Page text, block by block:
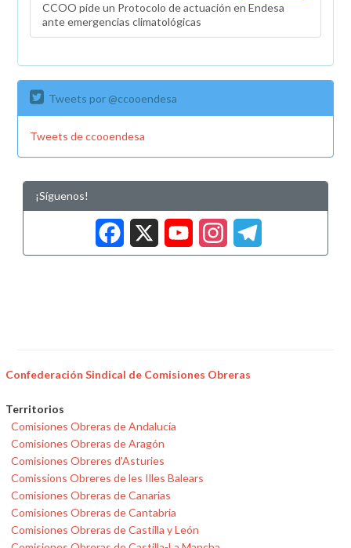
CCOO pide un Protocolo de actuación en Endesa
ante emergencias climatológicas
Tweets por @ccooendesa
Tweets de ccooendesa
¡Síguenos!
Facebook
X
Confederación Sindical de Comisiones Obreras
Territorios
Comisiones Obreras de Andalucía
Comisiones Obreras de Aragón
Comisiones Obreres d'Asturies
Comissions Obreres de les Illes Balears
Comisiones Obreras de Canarias
Comisiones Obreras de Cantabria
Comisiones Obreras de Castilla y León